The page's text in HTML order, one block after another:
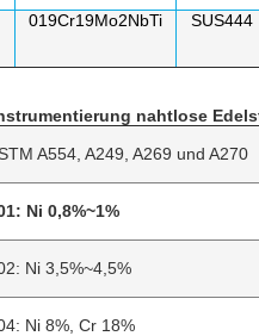
019Cr19Mo2NbTi SUS444
nahtlose
A554, A249, A269 und A270
Ni 0,8%~1%
Ni 3,5%~4,5%
Ni 8%, Cr 18%